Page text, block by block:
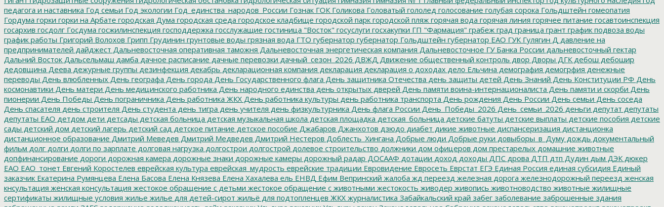
педагога и наставника Год семьи Год экологии Год_единства_народов_России Гознак ГОК Голикова Головатый гололед голосование голубая сорока Гольдштейн гомеопатия
Гордума горки горки на Арбате городская Дума городская среда городское кладбище городской парк городской пляж горячая вода горячая линия горячее питание госавтоинспекция
госархив госдолг Госдума госжилинспекция господдержка госслужащие гостиница "Восток" госуслуги госхакупки ГП "Фармация" грабеж град граница грант график подвоза воды
график работы Григорий Волохов Грипп Грудинин грунтовые воды грязная вода ГТО губернатор губернатор Гольдштейн губернатор ЕАО ГУК Гулягин Д давление на
предпринимателей дайджест Дальневосточная оперативная таможня Дальневосточная энергетическая компания Дальневосточное ГУ Банка России дальневосточный гектар
Дальний Восток Дальсельмаш дамба дачное расписание дачные перевозки дачный_сезон_2026 ДВЖД Движение общественный контроль двор Дворы ДГК дебош дебошир
дедовщина Деева дежурные группы дезинфекция декабрь декларационная компания декларация декларация о доходах дело Ельчина демография демогрфия денежные
переводы День влюбленных День географа День города День Государственного флага День защитника Отечества день защиты детей День Знаний День Конституции РФ День
космонавтики День матери День медицинского работника День народного единства день открытых дверей День памяти воина-интернационалиста День памяти и скорби День
пионерии День Победы День пограничника День работника ЖКХ День работника культуры день работника транспорта День рождения День России День семьи День соседа
День спасателя день строителя День студента день тигра день учителя день физкультурника День флага России День_Победы_2026 День_семьи_2026 деньги депутат депутаты
депутаты ЕАО детдом дети детсады детская больница детская музыкальная школа детская площадка детская_больница детские батуты детские выплаты детские пособия детские
сады детский дом детский лагерь детский сад детское питание детское пособие Джабаров Джанхотов дзюдо диабет дикие животные диспансеризация дистанционка
дистанционное образование Дмитрий Меведев Дмитрий Медведев Дмитрий Нестеров Доблесть_Хингана Добрые люди Добрые руки довыборы_в_Думу дождь документальный
фильм долг долги долги по зарплате долговая нагрузка долгострои долгострой долевое строительство должники дом офицеров дом престарелых домашние животные
допфинансирование дороги дорожная камера дорожные знаки дорожные камеры дорожный радар ДОСААФ дотации доход доходы ДПС дрова ДТП дтп Дудин дым ДЭК дюкер
ЕАО ЕАО_тонет Евгений Коростелев еврейская культура еврейская_мудрость еврейские традиции Евровидение Евросеть Еврстат ЕГЭ Единая Россия единая субсидия Единый
заказчик Екатерина Румянцева Елена Басова Елена Князева Елена Хахалева ель ЕНВД Ефим Вепринский жалоба жд переезд железная дорога железнодорожный переезд женская
кнсультация женская консультация жестокое обращение с детьми жестокое обращение с животными жестокость живодер живопись животноводство животные жилищные
сертификаты жилищные условия жилье жилье для детей-сирот жильё для подтопленцев ЖКХ журналистика Забайкальский край забег заболевание заброшенные здания